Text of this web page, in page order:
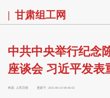
甘肃组工网
中共中央举行纪念
座谈会 习近平发表
来源: 人民日报 更新于: 2025-06-14 08:46:02